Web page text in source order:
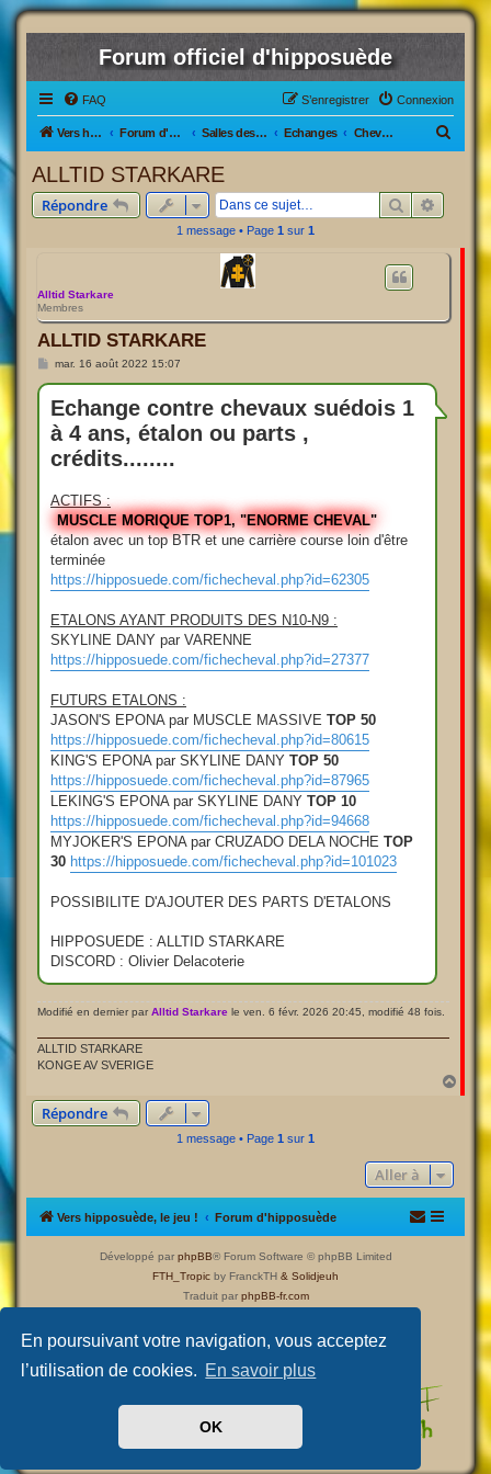
En poursuivant votre navigation, vous acceptez
l’utilisation de cookies. En savoir plus
OK
Forum officiel d'hipposuède
FAQ Connexion
S’enregistrer
Vers hipposuède, le jeu ! Forum d'hipposuède Salles des Ventes Echanges Chevaux Actifs/inactifs
ALLTID STARKARE
Répondre Rechercher
1 message • Page 1 sur 1
Alltid Starkare
Membres
ALLTID STARKARE
M
s
s
a
g
e
mar. 16 août 2022 15:07
Echange contre chevaux suédois 1
à 4 ans, étalon ou parts ,
crédits........
ACTIFS :
MUSCLE MORIQUE TOP1, "ENORME CHEVAL"
étalon avec un top BTR et une carrière course loin d'être
terminée
https://hipposuede.com/fichecheval.php?id=62305
ETALONS AYANT PRODUITS DES N10-N9 :
SKYLINE DANY par VARENNE
https://hipposuede.com/fichecheval.php?id=27377
FUTURS ETALONS :
JASON'S EPONA par MUSCLE MASSIVE TOP 50
https://hipposuede.com/fichecheval.php?id=80615
KING'S EPONA par SKYLINE DANY TOP 50
https://hipposuede.com/fichecheval.php?id=87965
LEKING'S EPONA par SKYLINE DANY TOP 10
https://hipposuede.com/fichecheval.php?id=94668
MYJOKER'S EPONA par CRUZADO DELA NOCHE TOP
30 https://hipposuede.com/fichecheval.php?id=101023
POSSIBILITE D'AJOUTER DES PARTS D'ETALONS
HIPPOSUEDE : ALLTID STARKARE
DISCORD : Olivier Delacoterie
Modifié en dernier par Alltid Starkare le ven. 6 févr. 2026 20:45, modifié 48 fois.
ALLTID STARKARE
KONGE AV SVERIGE
a
Répondre
1 message • Page 1 sur 1
Aller à
Vers hipposuède, le jeu ! Forum d'hipposuède
Développé par phpBB® Forum Software © phpBB Limited
FTH_Tropic by FranckTH & Solidjeuh
Traduit par phpBB-fr.com